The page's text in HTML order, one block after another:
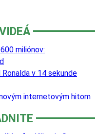
miliónov:
v 14 sekunde
internetovým hitom